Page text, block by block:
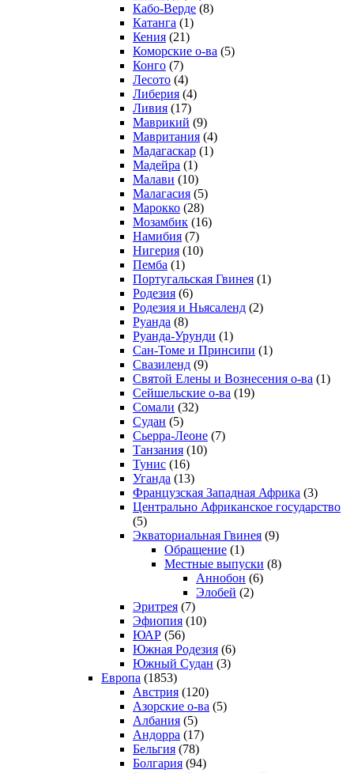
Кабо-Верде (8)
Катанга (1)
Кения (21)
Коморcкие о-ва (5)
Конго (7)
Лесото (4)
Либерия (4)
Ливия (17)
Маврикий (9)
Мавритания (4)
Мадагаскар (1)
Мадейра (1)
Малави (10)
Малагасия (5)
Марокко (28)
Мозамбик (16)
Намибия (7)
Нигерия (10)
Пемба (1)
Португальская Гвинея (1)
Родезия (6)
Родезия и Ньясаленд (2)
Руанда (8)
Руанда-Урунди (1)
Сан-Томе и Принсипи (1)
Свазиленд (9)
Святой Елены и Вознесения о-ва (1)
Сейшельские о-ва (19)
Сомали (32)
Судан (5)
Сьерра-Леоне (7)
Танзания (10)
Тунис (16)
Уганда (13)
Французская Западная Африка (3)
Центрально Африканское государство
(5)
Экваториальная Гвинея (9)
Обращение (1)
Местные выпуски (8)
Аннобон (6)
Элобей (2)
Эритрея (7)
Эфиопия (10)
ЮАР (56)
Южная Родезия (6)
Южный Судан (3)
Европа (1853)
Австрия (120)
Азорские о-ва (5)
Албания (5)
Андорра (17)
Бельгия (78)
Болгария (94)